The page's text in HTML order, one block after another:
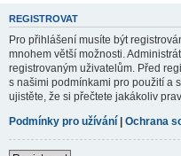
REGISTROVAT
Pro přihlášení musíte být
mnohem větší možnosti.
registrovaným uživatelům. Před
s našimi podmínkami pro použití a
ujistěte, že si přečtete jakákoliv
Podmínky pro užívání | Ochrana